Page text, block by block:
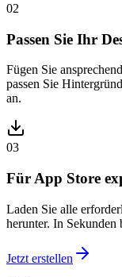
02
Passen Sie Ihr
Fügen Sie
passen Sie
an.
03
Für App Store
Laden Sie alle
herunter. In Sekunden
Jetzt erstellen